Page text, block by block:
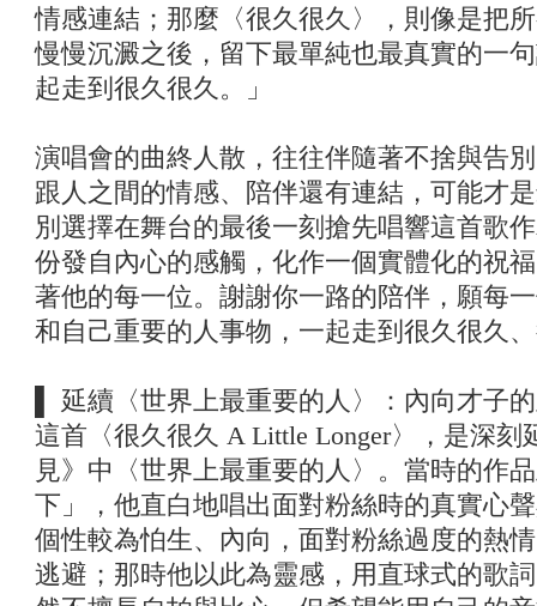
情感連結；那麼〈很久很久〉，則像是把
慢慢沉澱之後，留下最單純也最真實的一
起走到很久很久。」
演唱會的曲終人散，往往伴隨著不捨與告
跟人之間的情感、陪伴還有連結，可能才
別選擇在舞台的最後一刻搶先唱響這首歌
份發自內心的感觸，化作一個實體化的祝
著他的每一位。謝謝你一路的陪伴，願每
和自己重要的人事物，一起走到很久很久
▌ 延續〈世界上最重要的人〉：內向才子
這首〈很久很久 A Little Longer〉，是深刻
見》中〈世界上最重要的人〉。當時的作
下」，他直白地唱出面對粉絲時的真實心
個性較為怕生、內向，面對粉絲過度的熱
逃避；那時他以此為靈感，用直球式的歌